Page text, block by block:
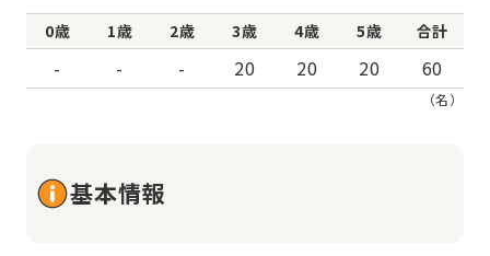
0歳 1歳 2歳 3歳 4歳 5歳 合計
- - - 20 20 20 60
（名）
基本情報